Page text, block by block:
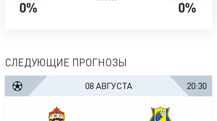
0% 0%
СЛЕДУЮЩИЕ ПРОГНОЗЫ
08 АВГУСТА 20:30